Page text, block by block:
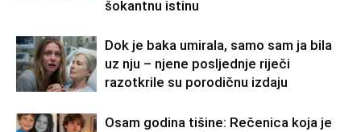
šokantnu istinu
Dok je baka umirala, samo sam ja bila
uz nju – njene posljednje riječi
razotkrile su porodičnu izdaju
Osam godina tišine: Rečenica koja je